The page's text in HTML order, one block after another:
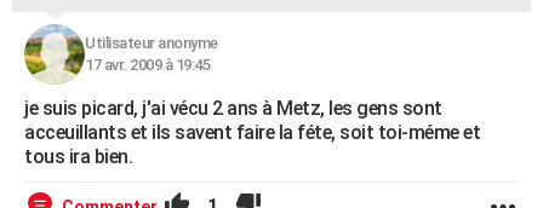
Utilisateur anonyme
17 avr. 2009 à 19:45
je suis picard, j'ai vécu 2 ans à Metz, les gens sont
acceuillants et ils savent faire la féte, soit toi-méme et
tous ira bien.